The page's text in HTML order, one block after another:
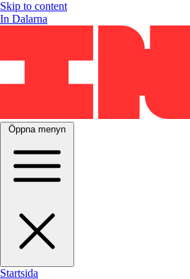
Skip to content
In Dalarna
Öppna menyn
Startsida